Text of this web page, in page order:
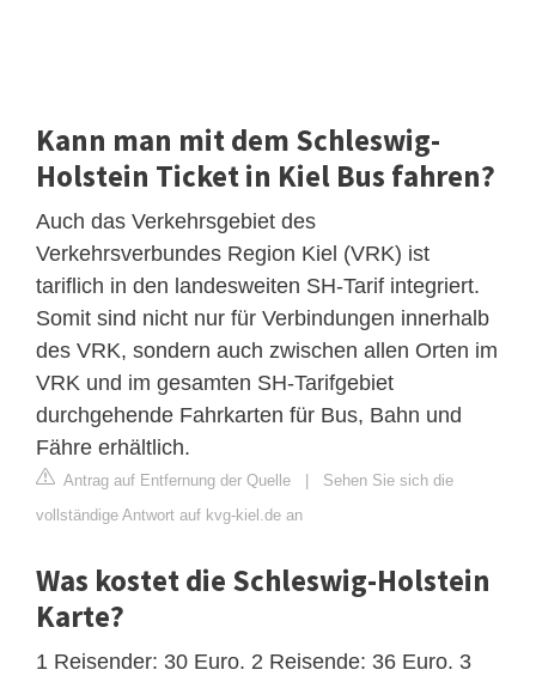
Kann man mit dem Schleswig-
Holstein Ticket in Kiel Bus fahren?
Auch das Verkehrsgebiet des
Verkehrsverbundes Region Kiel (VRK) ist
tariflich in den landesweiten SH-Tarif integriert.
Somit sind nicht nur für Verbindungen innerhalb
des VRK, sondern auch zwischen allen Orten im
VRK und im gesamten SH-Tarifgebiet
durchgehende Fahrkarten für Bus, Bahn und
Fähre erhältlich.
Antrag auf Entfernung der Quelle | Sehen Sie sich die
vollständige Antwort auf kvg-kiel.de an
Was kostet die Schleswig-Holstein
Karte?
1 Reisender: 30 Euro. 2 Reisende: 36 Euro. 3